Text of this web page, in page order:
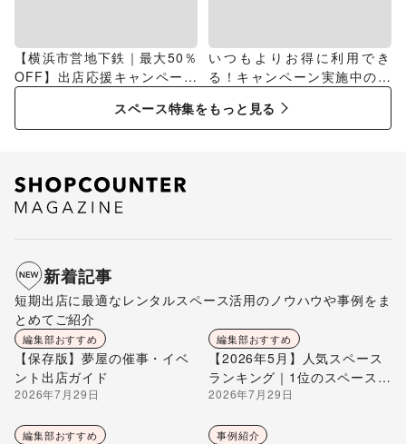
【横浜市営地下鉄｜最大50％
OFF】出店応援キャンペーン
特集
いつもよりお得に利用でき
る！キャンペーン実施中のス
スペース特集をもっと見る
新着記事
短期出店に最適なレンタルスペース活用のノウハウや事例をま
とめてご紹介
編集部おすすめ
【保存版】夢屋の催事・イベ
ント出店ガイド
2026年7月29日
編集部おすすめ
【2026年5月】人気スペース
ランキング｜1位のスペースを
編集部が解説
2026年7月29日
編集部おすすめ 事例紹介